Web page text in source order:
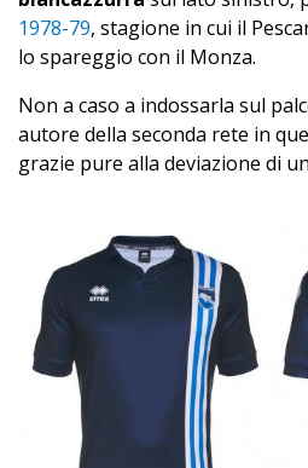
1978-79, stagione in cui il
lo spareggio con il Monza.
Non a caso a indossarla sul
autore della seconda rete in
grazie pure alla deviazione di